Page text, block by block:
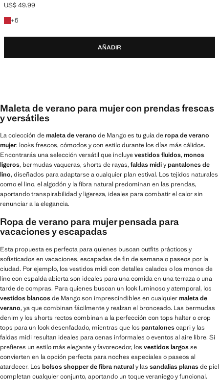
Precio actual [US$ 49.99 ]
US$ 49.99
+5
+5 colores
AÑADIR
Maleta de verano para mujer con prendas frescas
y versátiles
La colección demaleta de verano de Mango es tu guía deropa de verano
mujer: looks frescos, cómodos y con estilo durante los días más cálidos.
Encontrarás una selección versátil que incluyevestidos fluidos, monos
ligeros, bermudas vaqueras, shorts de rayas, faldas midiypantalones de
lino, diseñados para adaptarse a cualquier plan estival. Los tejidos naturales
como el lino, el algodón y la fibra natural predominan en las prendas,
aportando transpirabilidad y ligereza, ideales para combatir el calor sin
renunciar a la elegancia.
Ropa de verano para mujer pensada para
vacaciones y escapadas
Esta propuesta es perfecta para quienes buscan outfits prácticos y
sofisticados en vacaciones, escapadas de fin de semana o paseos por la
ciudad. Por ejemplo, los vestidos midi con detalles calados o los monos de
lino con espalda abierta son ideales para una comida en una terraza o una
tarde de compras. Para quienes buscan un look luminoso y atemporal, los
vestidos blancosde Mango son imprescindibles en cualquiermaleta de
verano, ya que combinan fácilmente y realzan el bronceado. Las bermudas
denim y los shorts rectos combinan a la perfección con tops halter o crop
tops para un look desenfadado, mientras que los pantalonescapri y las
faldas midi resultan ideales para cenas informales o eventos al aire libre. Si
prefieres un estilo más elegante y favorecedor, los vestidos largosse
convierten en la opción perfecta para noches especiales o paseos al
atardecer. Los bolsos shopper de fibra naturaly las sandalias planasde piel
completan cualquier conjunto, aportando un toque veraniego y funcional.